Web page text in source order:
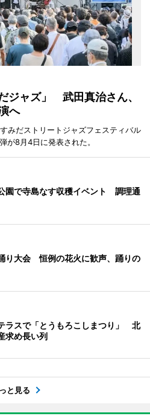
ジャズ」 武田真治さん、
へ
みだストリートジャズフェスティバル
が8月4日に発表された。
園で寺島なす収穫イベント 調理通
り大会 恒例の花火に歓声、踊りの
ラスで「とうもろこしまつり」 北
求め長い列
と見る